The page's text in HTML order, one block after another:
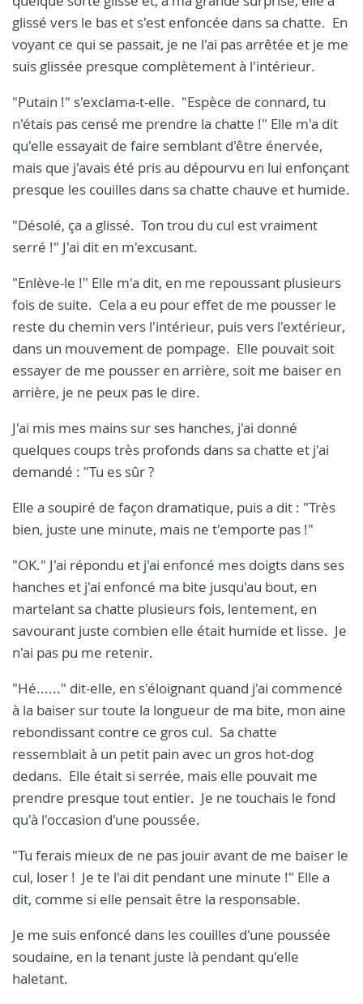
glissé vers le bas et s'est enfoncée dans sa chatte. En
voyant ce qui se passait, je ne l'ai pas arrêtée et je me
suis glissée presque complètement à l'intérieur.
"Putain !" s'exclama-t-elle. "Espèce de connard, tu
n'étais pas censé me prendre la chatte !" Elle m'a dit
qu'elle essayait de faire semblant d'être énervée,
mais que j'avais été pris au dépourvu en lui enfonçant
presque les couilles dans sa chatte chauve et humide.
"Désolé, ça a glissé. Ton trou du cul est vraiment
serré !" J'ai dit en m'excusant.
"Enlève-le !" Elle m'a dit, en me repoussant plusieurs
fois de suite. Cela a eu pour effet de me pousser le
reste du chemin vers l'intérieur, puis vers l'extérieur,
dans un mouvement de pompage. Elle pouvait soit
essayer de me pousser en arrière, soit me baiser en
arrière, je ne peux pas le dire.
J'ai mis mes mains sur ses hanches, j'ai donné
quelques coups très profonds dans sa chatte et j'ai
demandé : "Tu es sûr ?
Elle a soupiré de façon dramatique, puis a dit : "Très
bien, juste une minute, mais ne t'emporte pas !"
"OK." J'ai répondu et j'ai enfoncé mes doigts dans ses
hanches et j'ai enfoncé ma bite jusqu'au bout, en
martelant sa chatte plusieurs fois, lentement, en
savourant juste combien elle était humide et lisse. Je
n'ai pas pu me retenir.
"Hé......" dit-elle, en s'éloignant quand j'ai commencé
à la baiser sur toute la longueur de ma bite, mon aine
rebondissant contre ce gros cul. Sa chatte
ressemblait à un petit pain avec un gros hot-dog
dedans. Elle était si serrée, mais elle pouvait me
prendre presque tout entier. Je ne touchais le fond
qu'à l'occasion d'une poussée.
"Tu ferais mieux de ne pas jouir avant de me baiser le
cul, loser ! Je te l'ai dit pendant une minute !" Elle a
dit, comme si elle pensait être la responsable.
Je me suis enfoncé dans les couilles d'une poussée
soudaine, en la tenant juste là pendant qu'elle
haletant.